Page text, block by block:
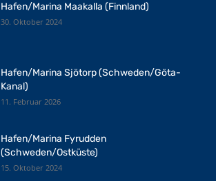
Hafen/Marina Maakalla (Finnland)
30. Oktober 2024
Hafen/Marina Sjötorp (Schweden/Göta-
Kanal)
11. Februar 2026
Hafen/Marina Fyrudden
(Schweden/Ostküste)
15. Oktober 2024